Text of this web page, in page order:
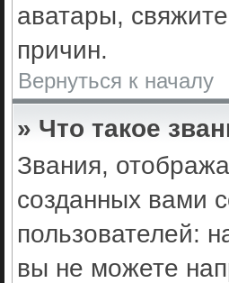
аватары,
причин.
Вернуться к началу
» Что такое
Звания,
созданных вами
пользователей:
вы не можете